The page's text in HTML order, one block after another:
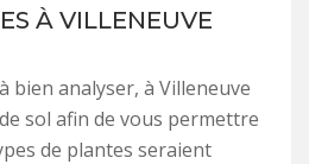
À VILLENEUVE
bien analyser, à Villeneuve
sol afin de vous permettre
de plantes seraient